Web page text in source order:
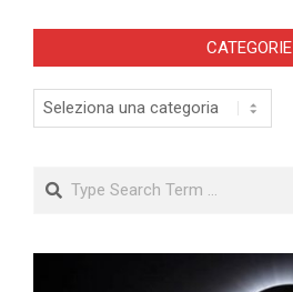
CATEGORIE
Categorie
Search